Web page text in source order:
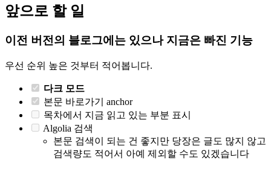
앞으로 할 일
이전 버전의 블로그에는 있으나 지금은 빠진 기능
우선 순위 높은 것부터 적어봅니다.
다크 모드
본문 바로가기 anchor
목차에서 지금 읽고 있는 부분 표시
Algolia 검색
본문 검색이 되는 건 좋지만 당장은 글도 많지 않고
검색량도 적어서 아예 제외할 수도 있겠습니다